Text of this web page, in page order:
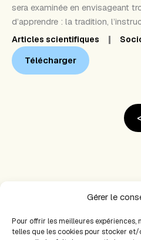
Gérer le
Pour offrir les meilleures expériences,
telles que les cookies pour stocker
sera examinée en envisageant
d’apprendre : la tradition,
Articles scientifiques
Télécharger
PRÉCÉDENT